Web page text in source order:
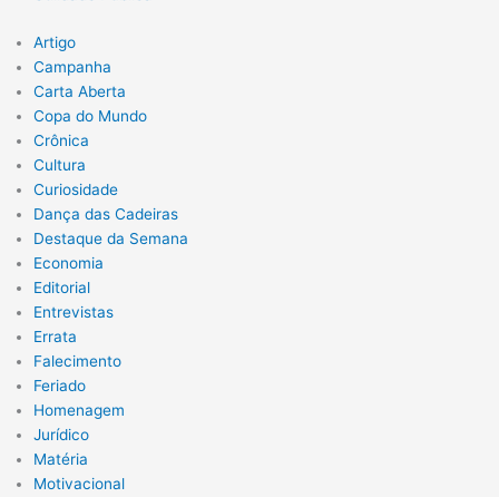
Artigo
Campanha
Carta Aberta
Copa do Mundo
Crônica
Cultura
Curiosidade
Dança das Cadeiras
Destaque da Semana
Economia
Editorial
Entrevistas
Errata
Falecimento
Feriado
Homenagem
Jurídico
Matéria
Motivacional